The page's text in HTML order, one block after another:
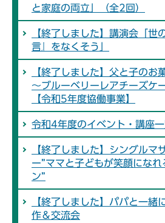
と家庭の両立」（全2回）
【終了しました】講演会「世
言』をなくそう」
【終了しました】父と子のお
～ブルーベリーレアチーズケ
【令和5年度協働事業】
令和4年度のイベント・講座
【終了しました】シングルマ
ー”ママと子どもが笑顔にな
ン”
【終了しました】パパと一緒
作＆交流会